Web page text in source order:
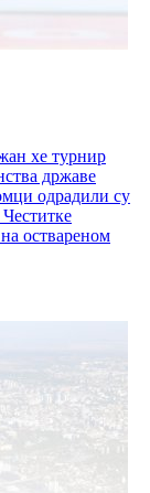
хе турнир
државе
одрадили су
оствареном